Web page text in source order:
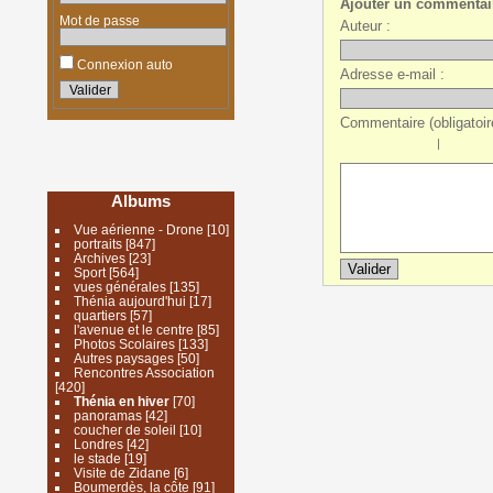
Mot de passe
Connexion auto
Albums
Vue aérienne - Drone [10]
portraits[847]
Archives [23]
Sport[564]
vues générales[135]
Thénia aujourd'hui [17]
quartiers[57]
l'avenue et le centre [85]
Photos Scolaires[133]
Autres paysages[50]
Rencontres Association
[420]
Thénia en hiver[70]
panoramas[42]
coucher de soleil [10]
Londres[42]
le stade [19]
Visite de Zidane [6]
Boumerdès, la côte [91]
Ajouter un
Auteur :
Adresse e-mail :
Commentaire
|